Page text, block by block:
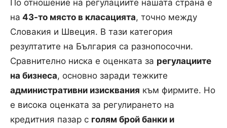
По отношение на регулациите нашата страна е
на 43-то място в класацията, точно между
Словакия и Швеция. В тази категория
резултатите на България са разнопосочни.
Сравнително ниска е оценката за регулациите
на бизнеса, основно заради тежките
административни изисквания към фирмите. Но
е висока оценката за регулирането на
кредитния пазар с голям брой банки и